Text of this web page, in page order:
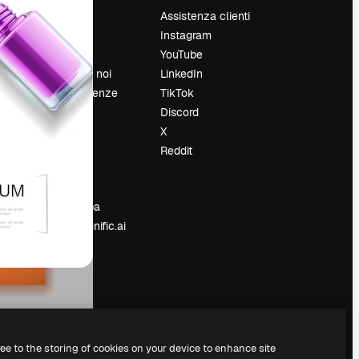
Prezzi
Chi siamo
Recensioni
Lavora con noi
Cerca tendenze
Blog
Eventi
Sala stampa
Cerchi magnific.ai
Assistenza clienti
Instagram
YouTube
LinkedIn
TikTok
Discord
X
Reddit
to the storing of cookies on your device to enhance site